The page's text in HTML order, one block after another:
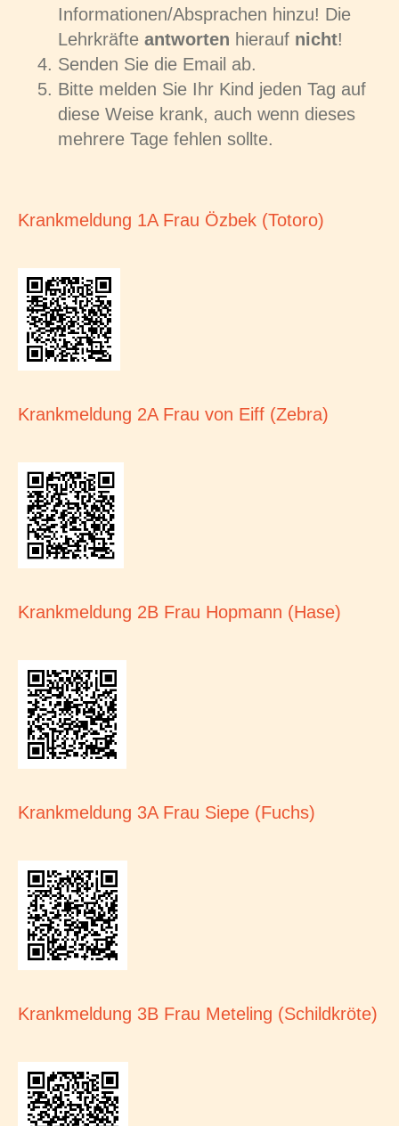
Informationen/Absprachen hinzu! Die
Lehrkräfte antworten hierauf nicht!
Senden Sie die Email ab.
Bitte melden Sie Ihr Kind jeden Tag auf
diese Weise krank, auch wenn dieses
mehrere Tage fehlen sollte.
Krankmeldung 1A Frau Özbek (Totoro)
Krankmeldung 2A Frau von Eiff (Zebra)
Krankmeldung 2B Frau Hopmann (Hase)
Krankmeldung 3A Frau Siepe (Fuchs)
Krankmeldung 3B Frau Meteling (Schildkröte)